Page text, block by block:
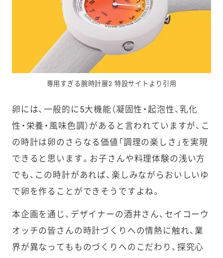
専用すぎる腕時計展2 特設サイトより引用
卵には、一般的に5大機能（凝固性・起泡性、乳化
性・栄養・風味色調）があると言われていますが、こ
の時計は卵のさらなる価値「調理の楽しさ」を実現
できると思います。お子さんや料理体験の浅い方
でも、この時計があれば、楽しみながらおいしいゆ
で卵を作ることができそうですよね。
本企画を通じ、デザイナーの酒井さん、セイコーウ
オッチの皆さんの時計づくりへの情熱に触れ、業
界が異なってもものづくりへのこだわり、探究心